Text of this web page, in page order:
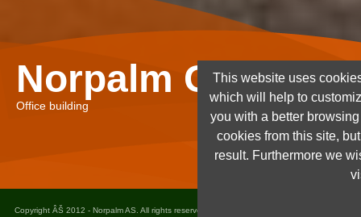
Norpalm Ghana
Office building
Copyright ÂŠ 2012 - Norpalm AS. All rights reserved. Design and implementation
This website uses
which will help to
you with a better
cookies from this site,
result. Furthermore we